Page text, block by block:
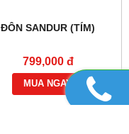
ĐÔN SANDUR (TÍM)
799,000 đ
MUA NGAY